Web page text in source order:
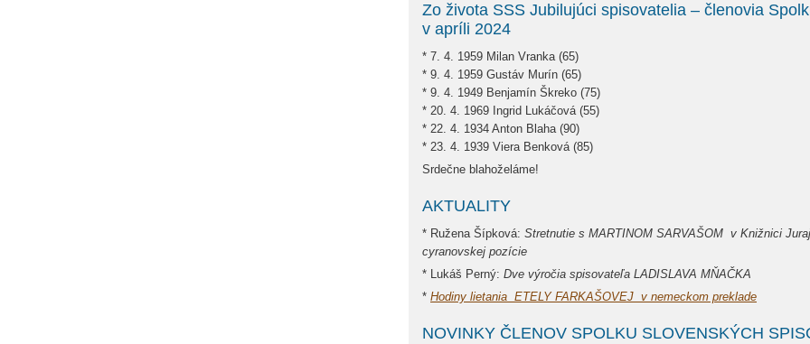
Zo života SSS Jubilujúci spisovatelia – členovia
v apríli 2024
* 7. 4. 1959 Milan Vranka (65)
* 9. 4. 1959 Gustáv Murín (65)
* 9. 4. 1949 Benjamín Škreko (75)
* 20. 4. 1969 Ingrid Lukáčová (55)
* 22. 4. 1934 Anton Blaha (90)
* 23. 4. 1939 Viera Benková (85)
Srdečne blahoželáme!
AKTUALITY
* Ružena Šípková: Stretnutie s MARTINOM SARVAŠOM v Knižnici
cyranovskej pozície
* Lukáš Perný: Dve výročia spisovateľa LADISLAVA MŇAČKA
* Hodiny lietania ETELY FARKAŠOVEJ v nemeckom preklade
NOVINKY ČLENOV SPOLKU SLOVENSKÝCH